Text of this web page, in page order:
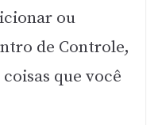
ou
de Controle,
que você